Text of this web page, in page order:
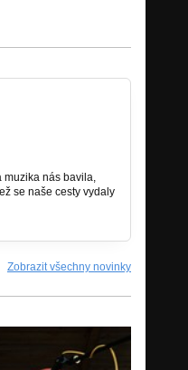
muzika nás bavila,
se naše cesty vydaly
Zobrazit všechny novinky